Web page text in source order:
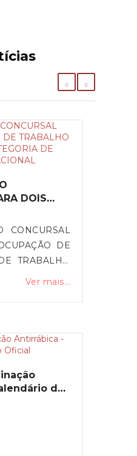
DOIS
DE
CONCURSAL
DE
TRABALHO
NA
EM
POR
do Bep -
Ver mais...
do